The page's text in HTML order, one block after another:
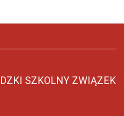
SZKOLNY ZWIĄZEK